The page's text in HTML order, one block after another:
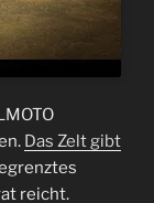
Das Zelt gibt
reicht.